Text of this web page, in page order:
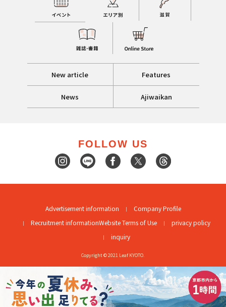
New article Features
News Ajiwaikan
FOLLOW US
Advertisement information
Company Profile
Recruitment informationWebsite Terms of Use
privacy policy
inquiry
Copyright © 2021 Leaf KYOTO.